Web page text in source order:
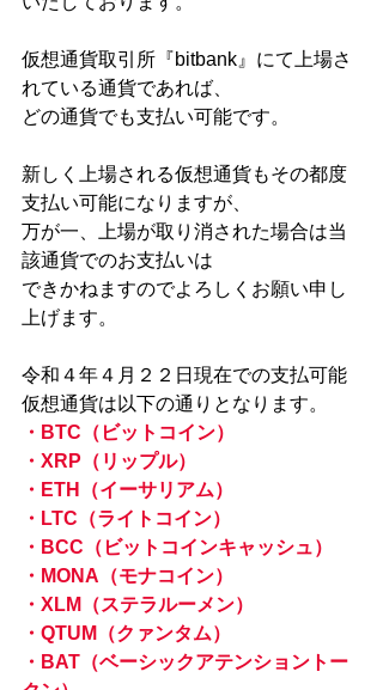
仮想通貨取引所『bitbank』にて上場さ
れている通貨であれば、
どの通貨でも支払い可能です。
新しく上場される仮想通貨もその都度
支払い可能になりますが、
万が一、上場が取り消された場合は当
該通貨でのお支払いは
できかねますのでよろしくお願い申し
上げます。
令和４年４月２２日現在での支払可能
仮想通貨は以下の通りとなります。
・BTC（ビットコイン）
・XRP（リップル）
・ETH（イーサリアム）
・LTC（ライトコイン）
・BCC（ビットコインキャッシュ）
・MONA（モナコイン）
・XLM（ステラルーメン）
・QTUM（クァンタム）
・BAT（ベーシックアテンショントー